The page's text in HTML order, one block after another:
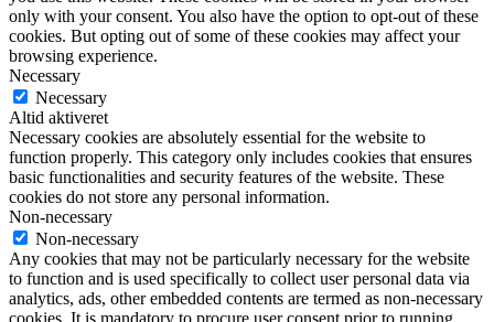
only with your consent. You also have the option to opt-out of these
cookies. But opting out of some of these cookies may affect your
browsing experience.
Necessary
Necessary
Altid aktiveret
Necessary cookies are absolutely essential for the website to
function properly. This category only includes cookies that ensures
basic functionalities and security features of the website. These
cookies do not store any personal information.
Non-necessary
Non-necessary
Any cookies that may not be particularly necessary for the website
to function and is used specifically to collect user personal data via
analytics, ads, other embedded contents are termed as non-necessary